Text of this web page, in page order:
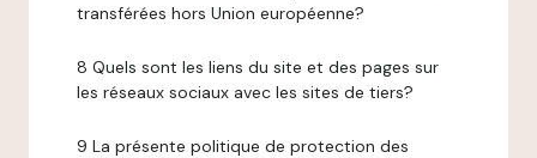
transférées hors Union européenne?
8 Quels sont les liens du site et des pages sur
les réseaux sociaux avec les sites de tiers?
9 La présente politique de protection des